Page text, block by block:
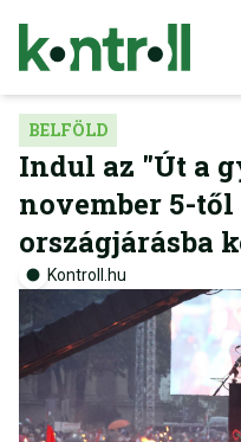
BELFÖLD
Indul az "Út a
november 5-től
országjárásba
Kontroll.hu